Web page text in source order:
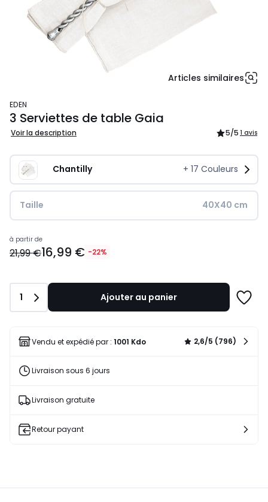
Articles similaires
EDEN
3 Serviettes de table Gaia
Voir la description 5/5 1 avis
Chantilly + 17 Couleurs
Taille 40X40 cm
17,99
€
20,00
€
de
réduction
à partir de
21,99 €16,99 € -22%
Quantité
1 Ajouter au panier
liste
Vendu et expédié par : 1001 Kdo 2,6/5 (796)
Livraison sous 6 jours
Livraison gratuite
Retour payant